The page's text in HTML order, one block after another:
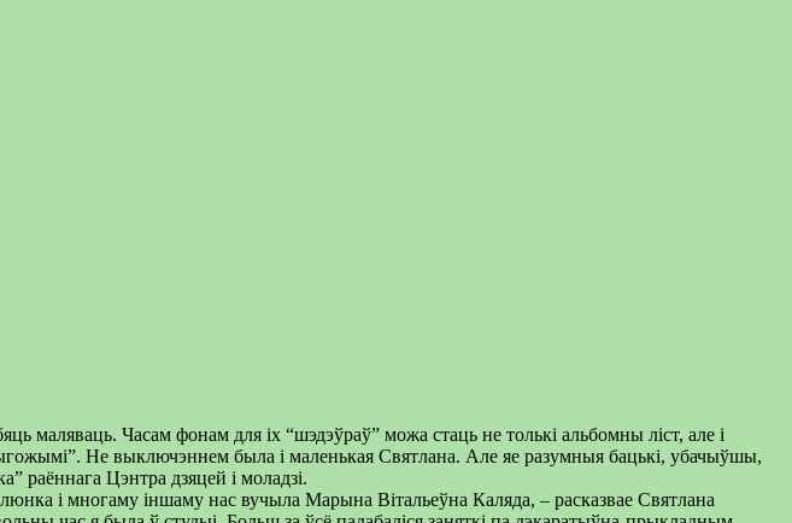
маляваць. Часам фонам для іх “шэдэўраў” можа стаць не толькі альбомны ліст, але і
Не выключэннем была і маленькая Святлана. Але яе разумныя бацькі, убачыўшы,
раённага Цэнтра дзяцей і моладзі.
і многаму іншаму нас вучыла Марына Вітальеўна Каляда, – расказвае Святлана